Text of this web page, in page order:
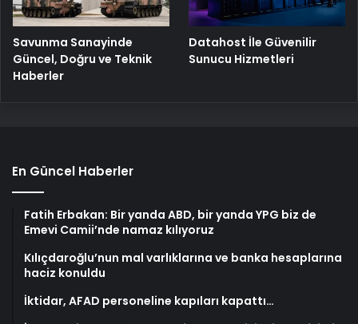
Savunma Sanayinde
Güncel, Doğru ve Teknik
Haberler
Datahost İle Güvenilir
Sunucu Hizmetleri
En Güncel Haberler
Fatih Erbakan: Bir yanda ABD, bir yanda YPG biz de
Emevi Camii’nde namaz kılıyoruz
Kılıçdaroğlu’nun mal varlıklarına ve banka hesaplarına
haciz konuldu
İktidar, AFAD personeline kapıları kapattı…